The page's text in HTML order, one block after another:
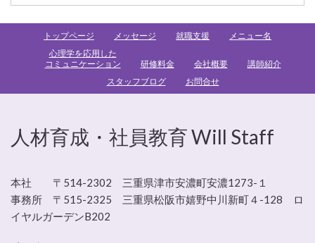
トップページ メッセージ 就職支援
メニュー名
心理学を応用した
コミュニケーション
研修料金 会社概要
講師紹介
スタッフブログ
お問合せ
人材育成・社員教育 Will Staff
本社 〒514-2302 三重県津市安濃町安濃1273-１
事務所 〒515-2325 三重県松阪市嬉野中川新町４-128 ロ
イヤルガーデンB202